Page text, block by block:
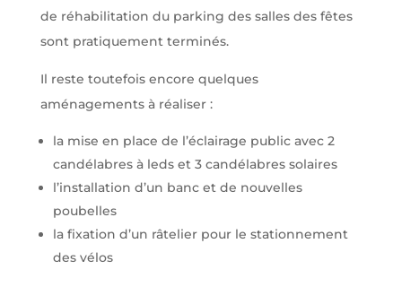
de réhabilitation du parking des salles des fêtes
sont pratiquement terminés.
Il reste toutefois encore quelques
aménagements à réaliser :
la mise en place de l’éclairage public avec 2
candélabres à leds et 3 candélabres solaires
l’installation d’un banc et de nouvelles
poubelles
la fixation d’un râtelier pour le stationnement
des vélos